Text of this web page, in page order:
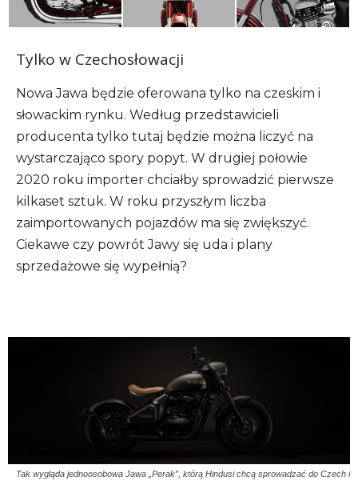
Tylko w Czechosłowacji
Nowa Jawa będzie oferowana tylko na czeskim i
słowackim rynku. Według przedstawicieli
producenta tylko tutaj będzie można liczyć na
wystarczająco spory popyt. W drugiej połowie
2020 roku importer chciałby sprowadzić pierwsze
kilkaset sztuk. W roku przyszłym liczba
zaimportowanych pojazdów ma się zwiększyć.
Ciekawe czy powrót Jawy się uda i plany
sprzedażowe się wypełnią?
Tak wygląda jednoosobowa Jawa „Perak”, którą Hindusi chcą sprowadzać do Czech i